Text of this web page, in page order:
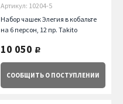
Артикул: 10204-5
Набор чашек Элегия в кобальте
на 6 персон, 12 пр. Takito
10 050 руб.
СООБЩИТЬ О ПОСТУПЛЕНИИ